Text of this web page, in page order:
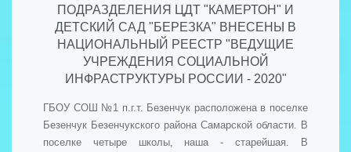
ПОДРАЗДЕЛЕНИЯ ЦДТ "КАМЕРТОН" И
ДЕТСКИЙ САД "БЕРЕЗКА" ВНЕСЕНЫ В
НАЦИОНАЛЬНЫЙ РЕЕСТР "ВЕДУЩИЕ
УЧРЕЖДЕНИЯ СОЦИАЛЬНОЙ
ИНФРАСТРУКТУРЫ РОССИИ - 2020"
ГБОУ СОШ №1 п.г.т. Безенчук расположена в поселке
Безенчук Безенчукского района Самарской области. В
поселке четыре школы, наша - старейшая. В